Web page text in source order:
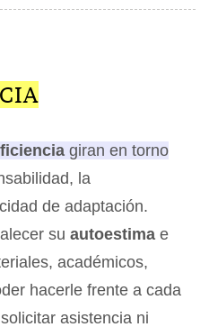
giran en torno
la
de adaptación.
su autoestima e
académicos,
hacerle frente a cada
asistencia ni